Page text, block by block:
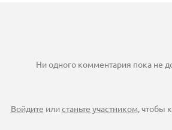
Ни одного комментария пока не
Войдите илистаньте участником, чтобы